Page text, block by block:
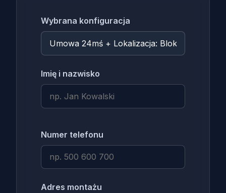
Wybrana konfiguracja
Imię i nazwisko
Numer telefonu
Adres montażu